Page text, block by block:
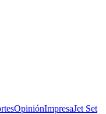
OpiniónImpresaJet Set